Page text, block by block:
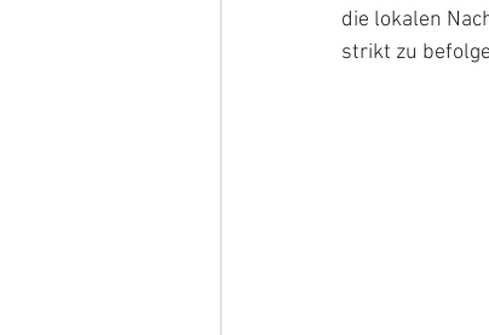
die lokalen
strikt zu